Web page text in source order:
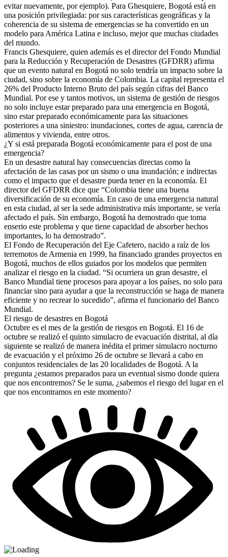
evitar nuevamente, por ejemplo). Para Ghesquiere, Bogotá está en
una posición privilegiada: por sus características geográficas y la
coherencia de su sistema de emergencias se ha convertido en un
modelo para América Latina e incluso, mejor que muchas ciudades
del mundo.
Francis Ghesquiere, quien además es el director del Fondo Mundial
para la Reducción y Recuperación de Desastres (GFDRR) afirma
que un evento natural en Bogotá no solo tendría un impacto sobre la
ciudad, sino sobre la economía de Colombia. La capital representa el
26% del Producto Interno Bruto del país según cifras del Banco
Mundial. Por ese y tantos motivos, un sistema de gestión de riesgos
no solo incluye estar preparado para una emergencia en Bogotá,
sino estar preparado económicamente para las situaciones
posteriores a una siniestro: inundaciones, cortes de agua, carencia de
alimentos y vivienda, entre otros.
¿Y si está preparada Bogotá económicamente para el post de una
emergencia?
En un desastre natural hay consecuencias directas como la
afectación de las casas por un sismo o una inundación; e indirectas
como el impacto que el desastre pueda tener en la economía. El
director del GFDRR dice que “Colombia tiene una buena
diversificación de su economía. En caso de una emergencia natural
en esta ciudad, al ser la sede administrativa más importante, se vería
afectado el país. Sin embargo, Bogotá ha demostrado que toma
enserio este problema y que tiene capacidad de absorber hechos
importantes, lo ha demostrado”.
El Fondo de Recuperación del Eje Cafetero, nacido a raíz de los
terremotos de Armenia en 1999, ha financiado grandes proyectos en
Bogotá, muchos de ellos guiados por los modelos que permiten
analizar el riesgo en la ciudad. “Si ocurriera un gran desastre, el
Banco Mundial tiene procesos para apoyar a los países, no solo para
financiar sino para ayudar a que la reconstrucción se haga de manera
eficiente y no recrear lo sucedido”, afirma el funcionario del Banco
Mundial.
El riesgo de desastres en Bogotá
Octubre es el mes de la gestión de riesgos en Bogotá. El 16 de
octubre se realizó el quinto simulacro de evacuación distrital, al día
siguiente se realizó de manera inédita el primer simulacro nocturno
de evacuación y el próximo 26 de octubre se llevará a cabo en
conjuntos residenciales de las 20 localidades de Bogotá. A la
pregunta ¿estamos preparados para un eventual sismo donde quiera
que nos encontremos? Se le suma, ¿sabemos el riesgo del lugar en el
que nos encontramos en este momento?